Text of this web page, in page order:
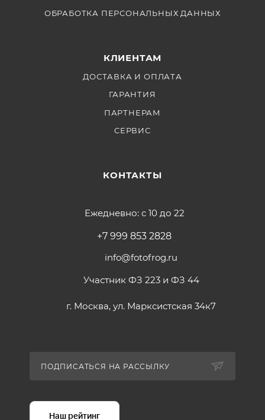
ОБРАБОТКА ПЕРСОНАЛЬНЫХ ДАННЫХ
КЛИЕНТАМ
ДОСТАВКА И ОПЛАТА
ГАРАНТИЯ
ПАРТНЕРАМ
СЕРВИС
КОНТАКТЫ
Ежедневно: с 10 до 22
+7 999 853 2828
info@fotofrog.ru
Участник ФЗ 223 и ФЗ 44
г. Москва, ул. Марксистская 34к7
ПОДПИСАТЬСЯ НА РАССЫЛКУ